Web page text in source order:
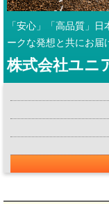
「安心」「高品質」
ークな発想と共にお届
株式会社ユニ